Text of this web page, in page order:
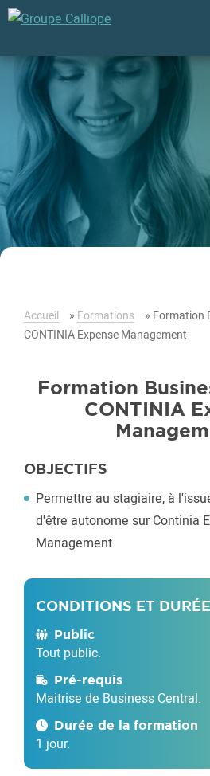
Groupe
Calliope
Accueil » Formations » Formation
CONTINIA Expense Management
Formation
CONTINIA
OBJECTIFS
Permettre au stagiaire, à
d'être autonome sur Continia
Management.
CONDITIONS ET DURÉE
Public
Tout public.
Pré-requis
Maitrise de Business Central.
Durée de la formation
1 jour.